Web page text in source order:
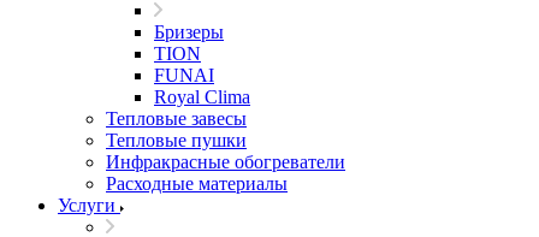
Бризеры
TION
FUNAI
Royal Clima
Тепловые завесы
Тепловые пушки
Инфракрасные обогреватели
Расходные материалы
Услуги